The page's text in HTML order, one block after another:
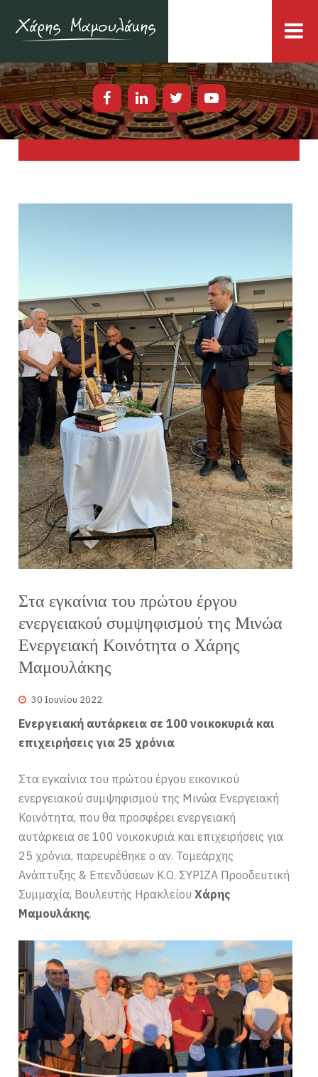
Στα εγκαίνια του πρώτου έργου
ενεργειακού συμψηφισμού της Μινώα
Ενεργειακή Κοινότητα ο Χάρης
Μαμουλάκης
30 Ιουνίου 2022
Ενεργειακή αυτάρκεια σε 100 νοικοκυριά και
επιχειρήσεις για 25 χρόνια
Στα εγκαίνια του πρώτου έργου εικονικού
ενεργειακού συμψηφισμού της Μινώα Ενεργειακή
Κοινότητα, που θα προσφέρει ενεργειακή
αυτάρκεια σε 100 νοικοκυριά και επιχειρήσεις για
25 χρόνια, παρευρέθηκε ο αν. Τομεάρχης
Ανάπτυξης & Επενδύσεων Κ.Ο. ΣΥΡΙΖΑ Προοδευτική
Συμμαχία, Βουλευτής ΗρακλείουΧάρης
Μαμουλάκης.